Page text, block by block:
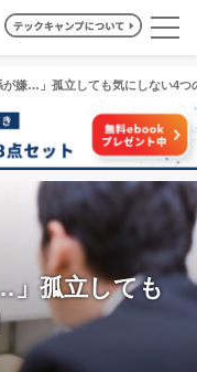
が嫌…」孤立しても気にしない4つ
」孤立しても